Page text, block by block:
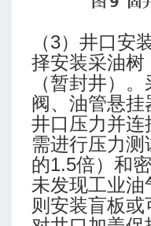
（3）井口安
择安装采油树
（暂封井）
阀、油管悬挂
井口压力并连
需进行压力测
的1.5倍）和
未发现工业油
则安装盲板